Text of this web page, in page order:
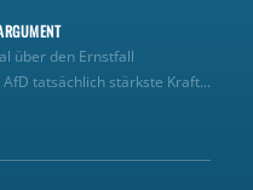
über den Ernstfall
tatsächlich stärkste Kraft...